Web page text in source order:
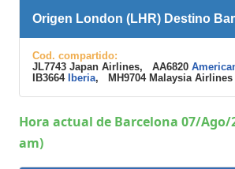
Origen London (LHR) Destino
Cod. compartido:
JL7743 Japan Airlines, AA6820
IB3664 Iberia, MH9704 Malaysia Airlines
Hora actual de Barcelona 07/Ago/
am)